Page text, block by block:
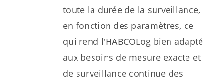
toute la durée de la surveillance,
en fonction des paramètres, ce
qui rend l'HABCOLog bien adapté
aux besoins de mesure exacte et
de surveillance continue des